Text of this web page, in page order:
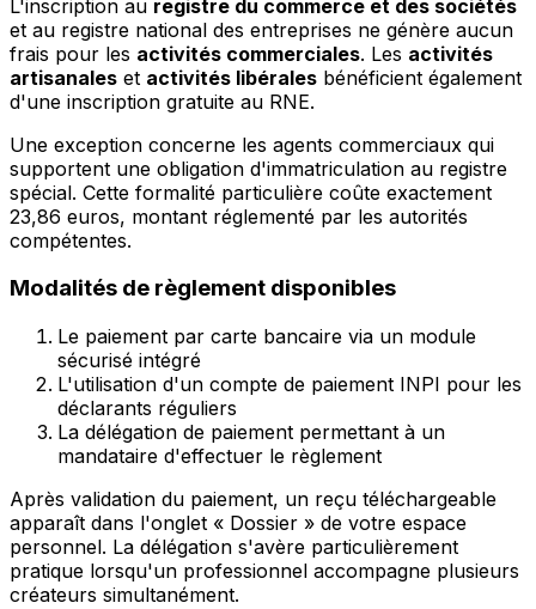
L'inscription au registre du commerce et des sociétés
et au registre national des entreprises ne génère aucun
frais pour les activités commerciales. Les activités
artisanales et activités libérales bénéficient également
d'une inscription gratuite au RNE.
Une exception concerne les agents commerciaux qui
supportent une obligation d'immatriculation au registre
spécial. Cette formalité particulière coûte exactement
23,86 euros, montant réglementé par les autorités
compétentes.
Modalités de règlement disponibles
Le paiement par carte bancaire via un module
sécurisé intégré
L'utilisation d'un compte de paiement INPI pour les
déclarants réguliers
La délégation de paiement permettant à un
mandataire d'effectuer le règlement
Après validation du paiement, un reçu téléchargeable
apparaît dans l'onglet « Dossier » de votre espace
personnel. La délégation s'avère particulièrement
pratique lorsqu'un professionnel accompagne plusieurs
créateurs simultanément.